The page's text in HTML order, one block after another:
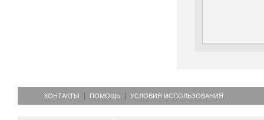
КОНТАКТЫ ПОМОЩЬ УСЛОВИЯ ИСПОЛЬЗОВАНИЯ